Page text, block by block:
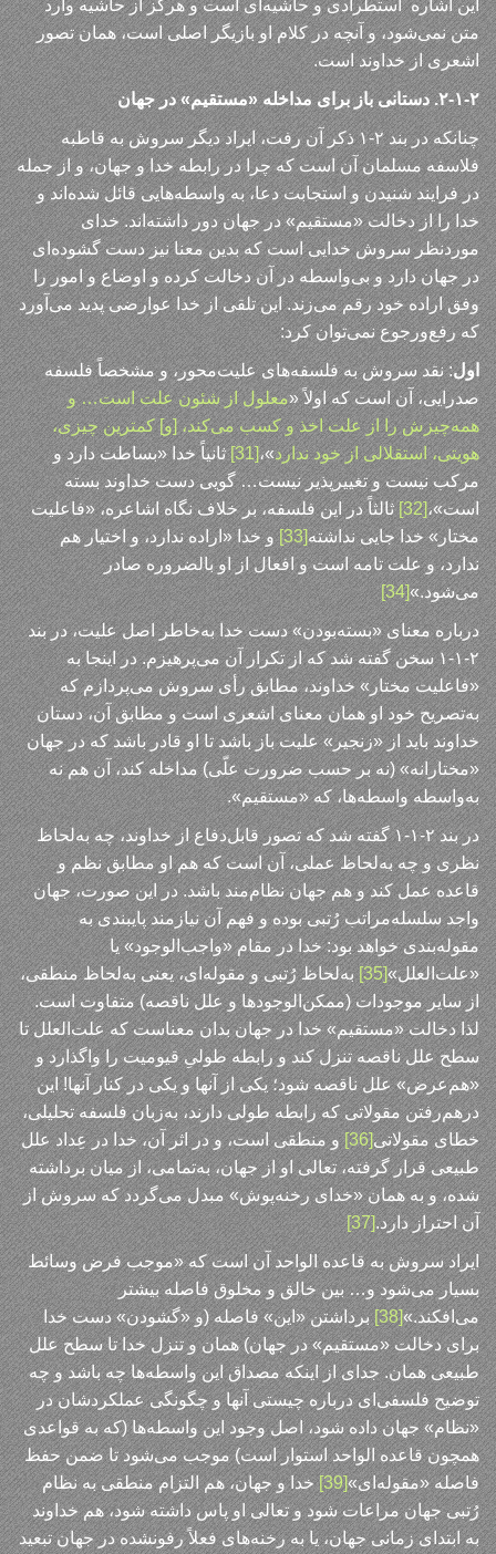
این اشاره استطرادی و حاشیه‌ای است و هرگز از حاشیه وارد
متن نمی‌شود، و آنچه در کلام او بازیگر اصلی است، همان تصور
اشعری از خداوند است.
۲-۱-۲. دستانی باز برای مداخله «مستقیم» در جهان
چنانکه در بند ۲-۱ ذکر آن رفت، ایراد دیگر سروش به قاطبه
فلاسفه مسلمان آن است که چرا در رابطه خدا و جهان، و از جمله
در فرایند شنیدن و استجابت دعا، به واسطه‌هایی قائل شده‌اند و
خدا را از دخالت «مستقیم» در جهان دور داشته‌اند. خدای
موردنظر سروش خدایی است که بدین معنا نیز دست گشوده‌ای
در جهان دارد و بی‌واسطه در آن دخالت کرده و اوضاع و امور را
وفق اراده خود رقم می‌زند. این تلقی از خدا عوارضی پدید می‌آورد
که رفع‌ورجوع نمی‌توان کرد:
اول: نقد سروش به فلسفه‌های علیت‌محور، و مشخصاً فلسفه
صدرایی، آن است که اولاً «معلول از شئون علت است… و
همه‌چیزش را از علت اخذ و کسب می‌کند، [و] کمترین چیزی،
هویتی، استقلالی از خود ندارد»،[31]
ثانیاً خدا «بساطت دارد و
مرکب نیست و تغییرپذیر نیست… گویی دست خداوند بسته
است»،[32]
ثالثاً در این فلسفه، بر خلاف نگاه اشاعره، «فاعلیت
مختار» خدا جایی نداشته[33]
و خدا «اراده ندارد، و اختیار هم
ندارد، و علت تامه است و افعال از او بالضروره صادر
می‌شود.»[34]
درباره معنای «بسته‌بودن» دست خدا به‌خاطر اصل علیت، در بند
۲-۱-۱ سخن گفته شد که از تکرار آن می‌پرهیزم. در اینجا به
«فاعلیت مختار» خداوند، مطابق رأی سروش می‌پردازم که
به‌تصریح خود او همان معنای اشعری است و مطابق آن، دستان
خداوند باید از «زنجیر» علیت باز باشد تا او قادر باشد که در جهان
«مختارانه» (نه بر حسب ضرورت علّی) مداخله کند، آن هم نه
به‌واسطه واسطه‌ها، که «مستقیم».
در بند ۲-۱-۱ گفته شد که تصور قابل‌دفاع از خداوند، چه به‌لحاظ
نظری و چه به‌لحاظ عملی، آن است که هم او مطابق نظم و
قاعده عمل کند و هم جهان نظام‌مند باشد. در این صورت، جهان
واجد سلسله‌مراتب رُتبی بوده و فهم آن نیازمند پایبندی به
مقوله‌بندی خواهد بود: خدا در مقام «واجب‌الوجود» یا
«علت‌العلل»[35]
به‌لحاظ رُتبی و مقوله‌ای، یعنی به‌لحاظ منطقی،
از سایر موجودات (ممکن‌الوجودها و علل ناقصه) متفاوت است.
لذا دخالت «مستقیم» خدا در جهان بدان معناست که علت‌العلل تا
سطح علل ناقصه تنزل کند و رابطه طولیِ قیومیت را واگذارد و
«هم‌عرض» علل ناقصه شود؛ یکی از آنها و یکی در کنار آنها! این
درهم‌رفتن مقولاتی که رابطه طولی دارند، به‌زبان فلسفه تحلیلی،
خطای مقولاتی[36]
و منطقی است، و در اثر آن، خدا در عِداد علل
طبیعی قرار گرفته، تعالی او از جهان، به‌تمامی، از میان برداشته
شده، و به همان «خدای رخنه‌پوش» مبدل می‌گردد که سروش از
آن احتراز دارد.[37]
ایراد سروش به قاعده الواحد آن است که «موجب فرض وسائط
بسیار می‌شود و… بین خالق و مخلوق فاصله بیشتر
می‌افکند.»[38]
برداشتن «این» فاصله (و «گشودن» دست خدا
برای دخالت «مستقیم» در جهان) همان و تنزل خدا تا سطح علل
طبیعی همان. جدای از اینکه مصداق این واسطه‌ها چه باشد و چه
توضیح فلسفی‌ای درباره چیستی آنها و چگونگی عملکردشان در
«نظام» جهان داده شود، اصل وجود این واسطه‌ها (که به قواعدی
همچون قاعده الواحد استوار است) موجب می‌شود تا ضمن حفظ
فاصله «مقوله‌ای»[39]
خدا و جهان، هم التزام منطقی به نظام
رُتبی جهان مراعات شود و تعالی او پاس داشته شود، هم خداوند
به ابتدای زمانی جهان، یا به رخنه‌های فعلاً رفونشده در جهان تبعید